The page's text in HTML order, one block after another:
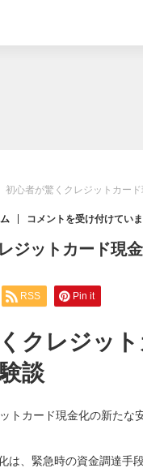
初心者が驚くクレジットカー
初
が
驚
レ
ジ
ッ
ー
ド
現
金
化
の
な
安
実
コメントを受け付けてい
ジットカード現
RSS Pin it
クレジッ
談
は、緊急時の資金調達手